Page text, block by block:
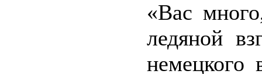
«Вас
ледяной
немецкого